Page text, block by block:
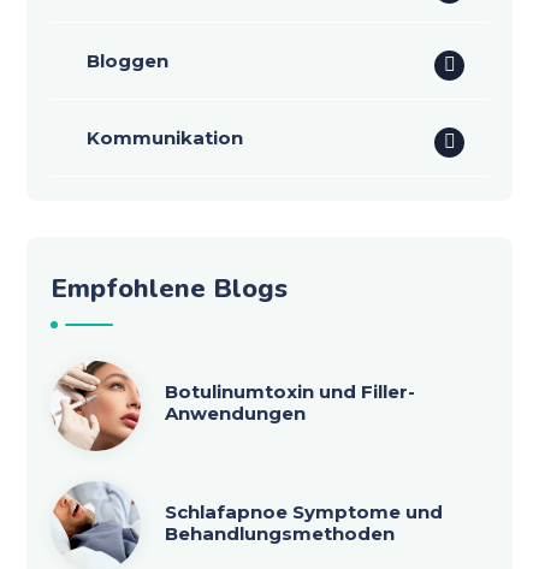
Bloggen
Kommunikation
Empfohlene Blogs
Botulinumtoxin und Filler-
Anwendungen
Schlafapnoe Symptome und
Behandlungsmethoden